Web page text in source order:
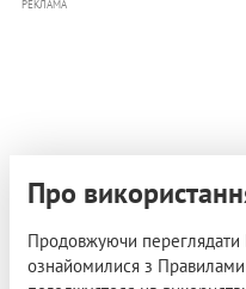
РЕКЛАМА
Про
Продовжуючи переглядати
ознайомилися з